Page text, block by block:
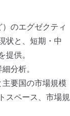
のエグゼクティ
状と、短期・中
供。
分析。
要国の市場規模
スペース、市場規